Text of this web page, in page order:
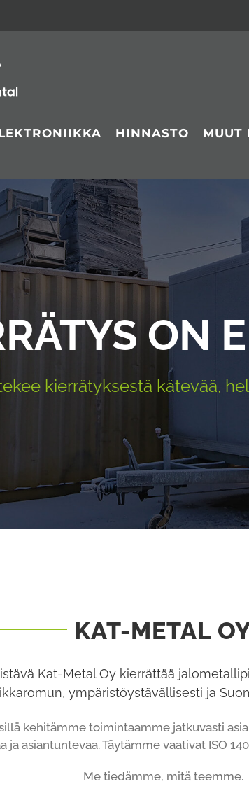
HINNASTO MUUT
ON
kierrätyksestä kätevää,
KAT-METAL
Kat-Metal Oy kierrättää
ympäristöystävällisesti ja
kehitämme toimintaamme jatkuvasti
ja asiantuntevaa. Täytämme vaativat ISO
Me tiedämme, mitä teemme.